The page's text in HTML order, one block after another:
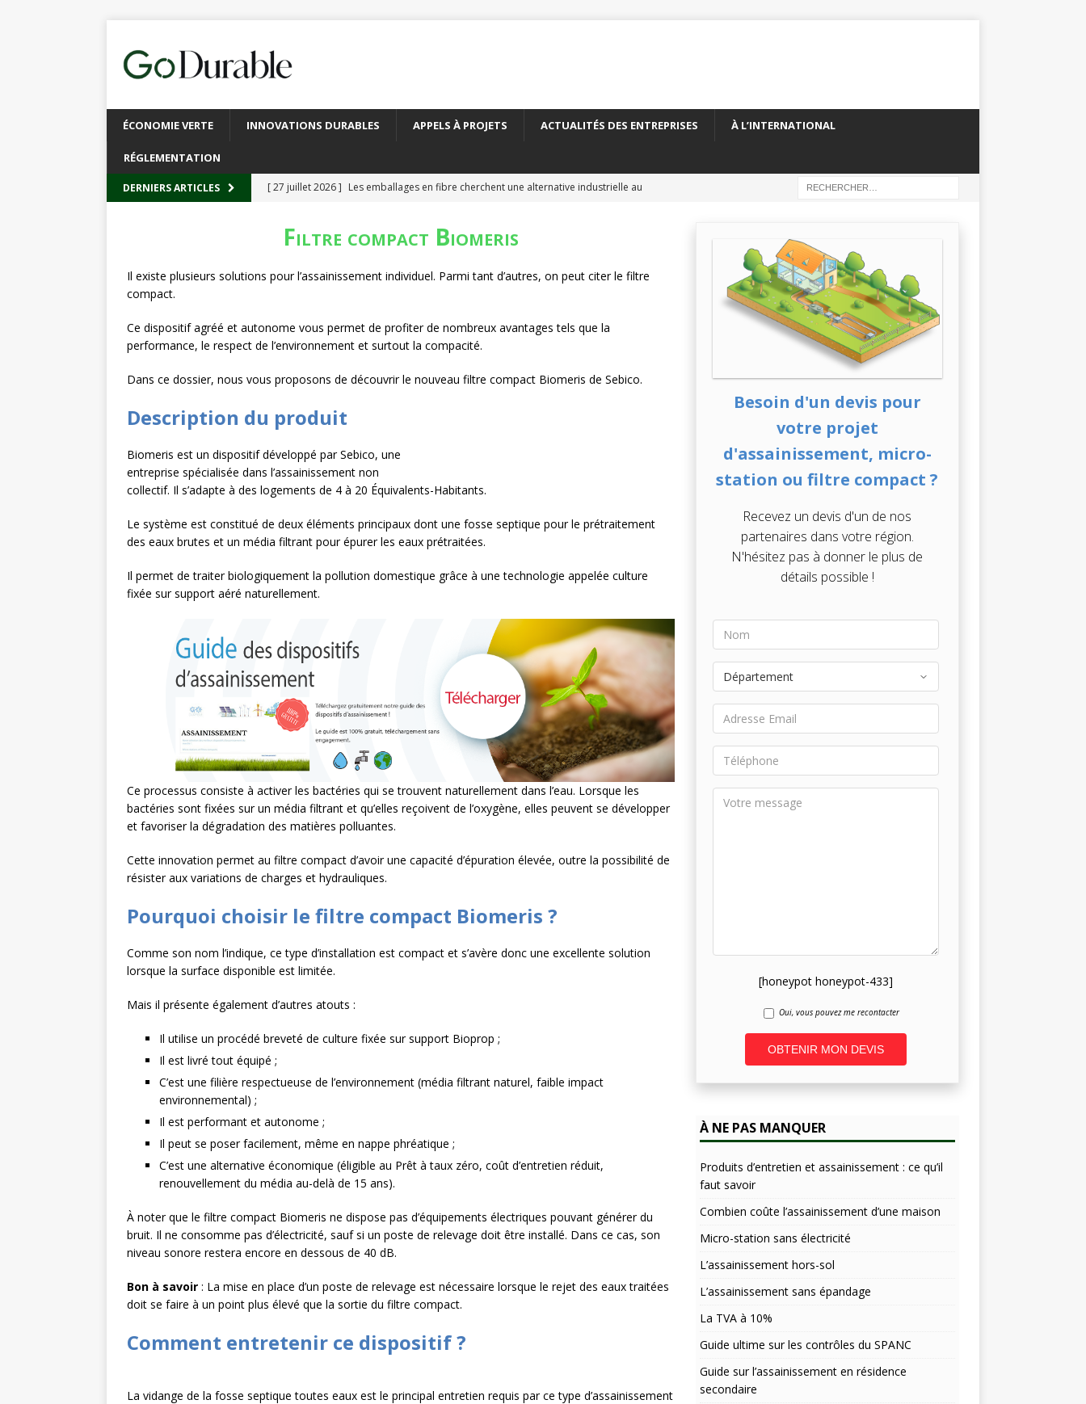
ÉCONOMIE VERTE INNOVATIONS DURABLES APPELS À PROJETS ACTUALITÉS DES ENTREPRISES À L’INTERNATIONAL
RÉGLEMENTATION
DERNIERS ARTICLES [ 27 juillet 2026 ] Les emballages en fibre cherchent une alternative industrielle au
[ 20 juillet 2026 ] Un nouveau carton recyclé étend les débouchés de l’emballage
circulaire
ACTUALITÉS DES ENTREPRISES
emballages
ACTUALITÉS DES ENTREPRISES
[ 6 juillet 2026 ] Bruxelles encadre le recyclage chimique des bouteilles en PET
L’INTERNATIONAL
Filtre compact Biomeris
Il existe plusieurs solutions pour l’assainissement individuel. Parmi tant d’autres, on peut citer le filtre
compact.
Ce dispositif agréé et autonome vous permet de profiter de nombreux avantages tels que la
performance, le respect de l’environnement et surtout la compacité.
Dans ce dossier, nous vous proposons de découvrir le nouveau filtre compact Biomeris de Sebico.
Description du produit
Biomeris est un dispositif développé par Sebico, une
entreprise spécialisée dans l’assainissement non
collectif. Il s’adapte à des logements de 4 à 20 Équivalents-Habitants.
Le système est constitué de deux éléments principaux dont une fosse septique pour le prétraitement
des eaux brutes et un média filtrant pour épurer les eaux prétraitées.
Il permet de traiter biologiquement la pollution domestique grâce à une technologie appelée culture
fixée sur support aéré naturellement.
Ce processus consiste à activer les bactéries qui se trouvent naturellement dans l’eau. Lorsque les
bactéries sont fixées sur un média filtrant et qu’elles reçoivent de l’oxygène, elles peuvent se développer
et favoriser la dégradation des matières polluantes.
Cette innovation permet au filtre compact d’avoir une capacité d’épuration élevée, outre la possibilité de
résister aux variations de charges et hydrauliques.
Pourquoi choisir le filtre compact Biomeris ?
Comme son nom l’indique, ce type d’installation est compact et s’avère donc une excellente solution
lorsque la surface disponible est limitée.
Mais il présente également d’autres atouts :
Il utilise un procédé breveté de culture fixée sur support Bioprop ;
Il est livré tout équipé ;
C’est une filière respectueuse de l’environnement (média filtrant naturel, faible impact
environnemental) ;
Il est performant et autonome ;
Il peut se poser facilement, même en nappe phréatique ;
C’est une alternative économique (éligible au Prêt à taux zéro, coût d’entretien réduit,
renouvellement du média au-delà de 15 ans).
À noter que le filtre compact Biomeris ne dispose pas d’équipements électriques pouvant générer du
bruit. Il ne consomme pas d’électricité, sauf si un poste de relevage doit être installé. Dans ce cas, son
niveau sonore restera encore en dessous de 40 dB.
Bon à savoir : La mise en place d’un poste de relevage est nécessaire lorsque le rejet des eaux traitées
doit se faire à un point plus élevé que la sortie du filtre compact.
Comment entretenir ce dispositif ?
La vidange de la fosse septique toutes eaux est le principal entretien requis par ce type d’assainissement
Besoin d'un devis pour
votre projet
d'assainissement, micro-
station ou filtre compact ?
Recevez un devis d'un de nos
partenaires dans votre région.
N'hésitez pas à donner le plus de
détails possible !
[honeypot honeypot-433]
Oui, vous pouvez me recontacter
l
e
r
n
i
v
:
À NE PAS MANQUER
Produits d’entretien et assainissement : ce qu’il
faut savoir
Combien coûte l’assainissement d’une maison
Micro-station sans électricité
L’assainissement hors-sol
L’assainissement sans épandage
La TVA à 10%
Guide ultime sur les contrôles du SPANC
Guide sur l’assainissement en résidence
secondaire